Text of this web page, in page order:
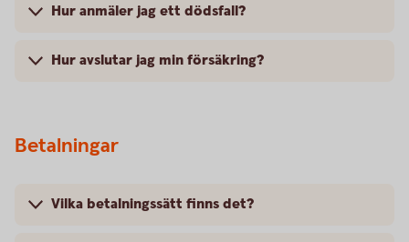
Hur anmäler jag ett dödsfall?
Hur avslutar jag min försäkring?
Betalningar
Vilka betalningssätt finns det?